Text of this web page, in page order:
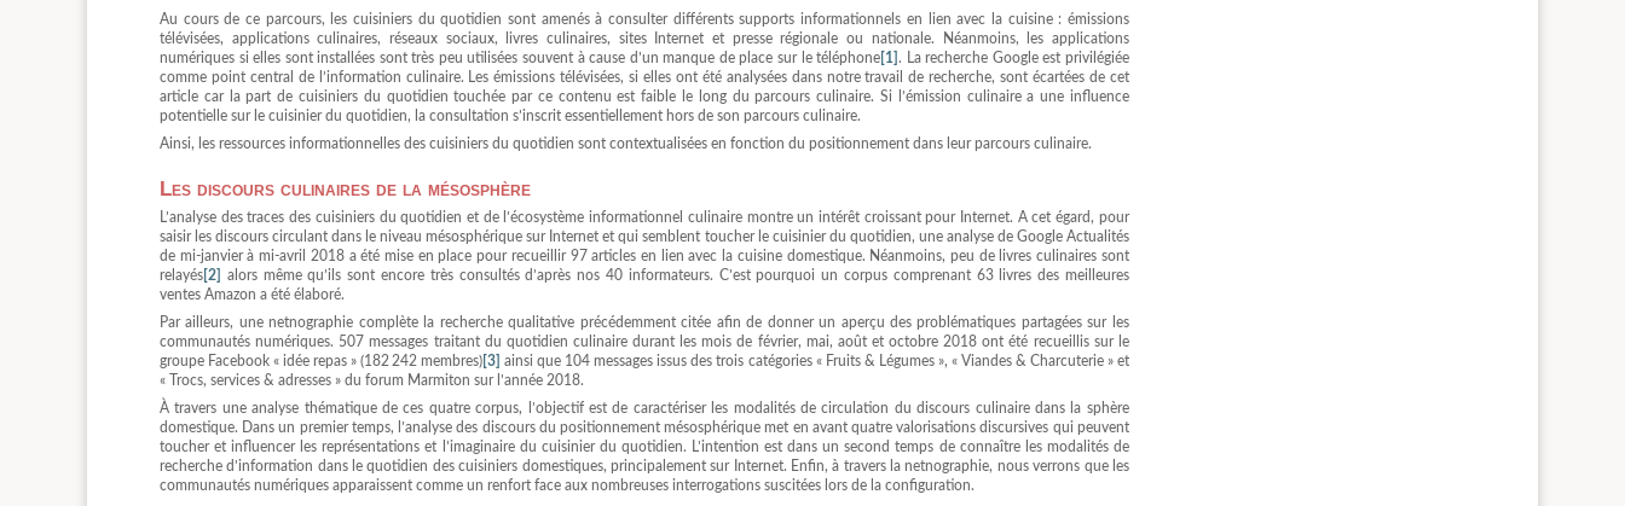
Au cours de ce parcours, les cuisiniers du quotidien sont amenés à consulter différents supports informationnels en lien avec la cuisine : émissions
télévisées, applications culinaires, réseaux sociaux, livres culinaires, sites Internet et presse régionale ou nationale. Néanmoins, les applications
numériques si elles sont installées sont très peu utilisées souvent à cause d’un manque de place sur le téléphone[1]. La recherche Google est privilégiée
comme point central de l’information culinaire. Les émissions télévisées, si elles ont été analysées dans notre travail de recherche, sont écartées de cet
article car la part de cuisiniers du quotidien touchée par ce contenu est faible le long du parcours culinaire. Si l’émission culinaire a une influence
potentielle sur le cuisinier du quotidien, la consultation s’inscrit essentiellement hors de son parcours culinaire.
Ainsi, les ressources informationnelles des cuisiniers du quotidien sont contextualisées en fonction du positionnement dans leur parcours culinaire.
Les discours culinaires de la mésosphère
L’analyse des traces des cuisiniers du quotidien et de l’écosystème informationnel culinaire montre un intérêt croissant pour Internet. A cet égard, pour
saisir les discours circulant dans le niveau mésosphérique sur Internet et qui semblent toucher le cuisinier du quotidien, une analyse de Google Actualités
de mi-janvier à mi-avril 2018 a été mise en place pour recueillir 97 articles en lien avec la cuisine domestique. Néanmoins, peu de livres culinaires sont
relayés[2]
alors même qu’ils sont encore très consultés d’après nos 40 informateurs. C’est pourquoi un corpus comprenant 63 livres des meilleures
ventes Amazon a été élaboré.
Par ailleurs, une netnographie complète la recherche qualitative précédemment citée afin de donner un aperçu des problématiques partagées sur les
communautés numériques. 507 messages traitant du quotidien culinaire durant les mois de février, mai, août et octobre 2018 ont été recueillis sur le
groupe Facebook « idée repas » (182 242 membres)[3] ainsi que 104 messages issus des trois catégories « Fruits & Légumes », « Viandes & Charcuterie » et
« Trocs, services & adresses » du forum Marmiton sur l’année 2018.
À travers une analyse thématique de ces quatre corpus, l’objectif est de caractériser les modalités de circulation du discours culinaire dans la sphère
domestique. Dans un premier temps, l’analyse des discours du positionnement mésosphérique met en avant quatre valorisations discursives qui peuvent
toucher et influencer les représentations et l’imaginaire du cuisinier du quotidien. L’intention est dans un second temps de connaître les modalités de
recherche d’information dans le quotidien des cuisiniers domestiques, principalement sur Internet. Enfin, à travers la netnographie, nous verrons que les
communautés numériques apparaissent comme un renfort face aux nombreuses interrogations suscitées lors de la configuration.